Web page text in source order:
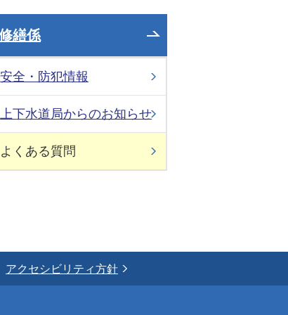
繕係
安全・防犯情報
上下水道局からのお知らせ
よくある質問
アクセシビリティ方針